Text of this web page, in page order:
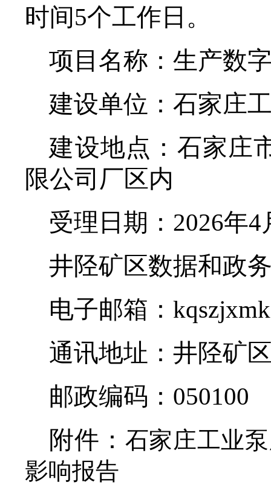
时间5个工作日。
项目名称：生产数
建设单位：石家庄
建设地点： 石家庄
限公司厂区内
受理日期： 2026年4
井陉矿区数据和政
电子邮箱：
通讯地址：井陉矿
邮政编码： 050100
附件： 石家庄工业
影响报告